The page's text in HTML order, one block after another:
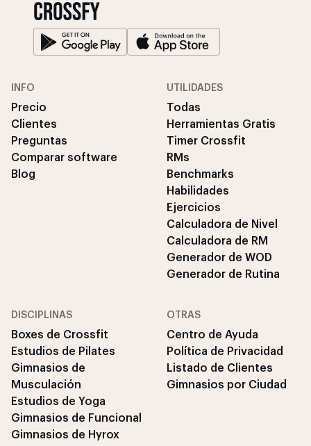
INFO
Precio
Clientes
Preguntas
Comparar software
Blog
UTILIDADES
Todas
Herramientas Gratis
Timer Crossfit
RMs
Benchmarks
Habilidades
Ejercicios
Calculadora de Nivel
Calculadora de RM
Generador de WOD
Generador de Rutina
DISCIPLINAS
Boxes de Crossfit
Estudios de Pilates
Gimnasios de
Musculación
Estudios de Yoga
Gimnasios de Funcional
Gimnasios de Hyrox
OTRAS
Centro de Ayuda
Política de Privacidad
Listado de Clientes
Gimnasios por Ciudad